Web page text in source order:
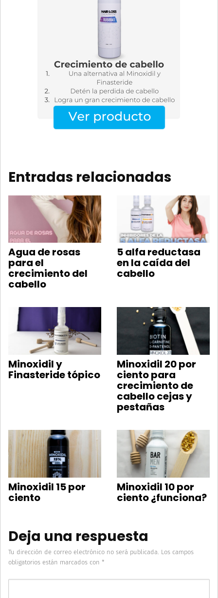
Entradas relacionadas
Agua de rosas
para el
crecimiento del
cabello
5 alfa reductasa
en la caída del
cabello
Minoxidil y
Finasteride tópico
Minoxidil 20 por
ciento para
crecimiento de
cabello cejas y
pestañas
Minoxidil 15 por
ciento
Minoxidil 10 por
ciento ¿funciona?
Deja una respuesta
Tu dirección de correo electrónico no será publicada. Los campos
obligatorios están marcados con *